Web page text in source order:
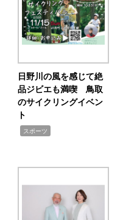
日野川の風を感じて絶
品ジビエも満喫 鳥取
のサイクリングイベン
ト
スポーツ